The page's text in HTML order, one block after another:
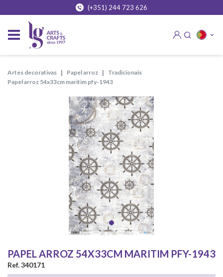
(+351) 244 723 626
artes decorativas papel arroz
tradicionais
papel arroz 54x33cm maritim pfy-1943
PAPEL ARROZ 54X33CM MARITIM PFY-1943
Ref. 340171